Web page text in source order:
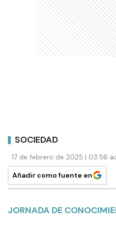
SOCIEDAD
17 de febrero de 2025 | 03:56
Añadir como fuente en
JORNADA DE